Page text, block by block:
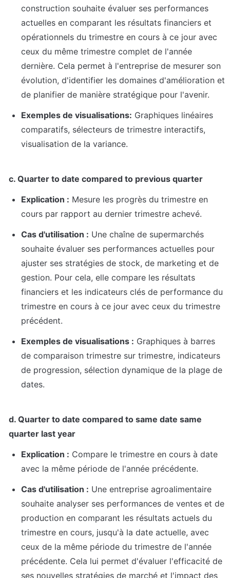
construction souhaite évaluer ses performances
actuelles en comparant les résultats financiers et
opérationnels du trimestre en cours à ce jour avec
ceux du même trimestre complet de l'année
dernière. Cela permet à l'entreprise de mesurer son
évolution, d'identifier les domaines d'amélioration et
de planifier de manière stratégique pour l'avenir.
Exemples de visualisations: Graphiques linéaires
comparatifs, sélecteurs de trimestre interactifs,
visualisation de la variance.
c. Quarter to date compared to previous quarter
Explication : Mesure les progrès du trimestre en
cours par rapport au dernier trimestre achevé.
Cas d'utilisation : Une chaîne de supermarchés
souhaite évaluer ses performances actuelles pour
ajuster ses stratégies de stock, de marketing et de
gestion. Pour cela, elle compare les résultats
financiers et les indicateurs clés de performance du
trimestre en cours à ce jour avec ceux du trimestre
précédent.
Exemples de visualisations : Graphiques à barres
de comparaison trimestre sur trimestre, indicateurs
de progression, sélection dynamique de la plage de
dates.
d. Quarter to date compared to same date same
quarter last year
Explication : Compare le trimestre en cours à date
avec la même période de l'année précédente.
Cas d'utilisation : Une entreprise agroalimentaire
souhaite analyser ses performances de ventes et de
production en comparant les résultats actuels du
trimestre en cours, jusqu'à la date actuelle, avec
ceux de la même période du trimestre de l'année
précédente. Cela lui permet d'évaluer l'efficacité de
ses nouvelles stratégies de marché et l'impact des